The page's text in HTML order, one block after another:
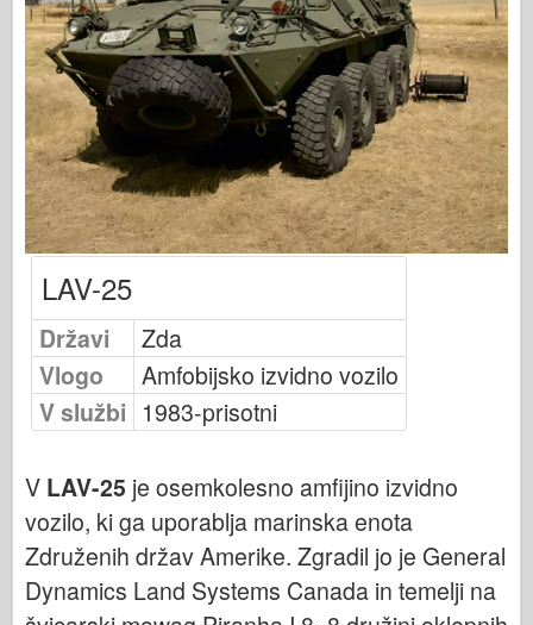
Založnost Osprey
Signal eskadrilje
Tankpower
Tovornjaki & tanki
Waffen-Arsenal
Wydawnictwo Militaria
Maquettes
Akademija
Modeli Ace
Klub AFV
Airfix
Letalstvo
Črni pes
Bronco
Kiber-hobi
LAV-25
Državi
Zda
Vlogo
Amfobijsko izvidno vozilo
V službi 1983-prisotni
V LAV-25 je osemkolesno amfijino izvidno
vozilo, ki ga uporablja marinska enota
Združenih držav Amerike. Zgradil jo je General
Dynamics Land Systems Canada in temelji na